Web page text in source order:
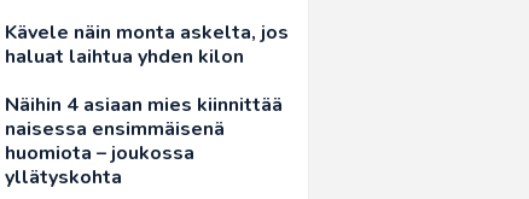
Kävele näin monta askelta, jos
haluat laihtua yhden kilon
Näihin 4 asiaan mies kiinnittää
naisessa ensimmäisenä
huomiota – joukossa
yllätyskohta